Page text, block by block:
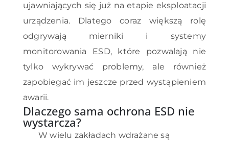
ujawniających się już na etapie eksploatacji
urządzenia. Dlatego coraz większą rolę
odgrywają mierniki i systemy
monitorowania ESD, które pozwalają nie
tylko wykrywać problemy, ale również
zapobiegać im jeszcze przed wystąpieniem
awarii.
Dlaczego sama ochrona ESD nie
wystarcza?
W wielu zakładach wdrażane są